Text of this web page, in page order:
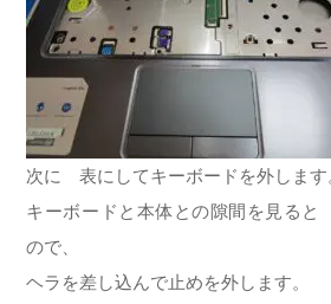
次に 表にしてキーボードを外します
キーボードと本体との隙間を見る
ので、
ヘラを差し込んで止めを外します。